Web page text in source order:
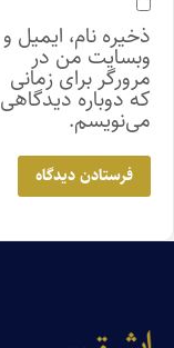
ذخیره نام، ایمیل و
وبسایت من در
مرورگر برای زمانی
که دوباره دیدگاهی
می‌نویسم.